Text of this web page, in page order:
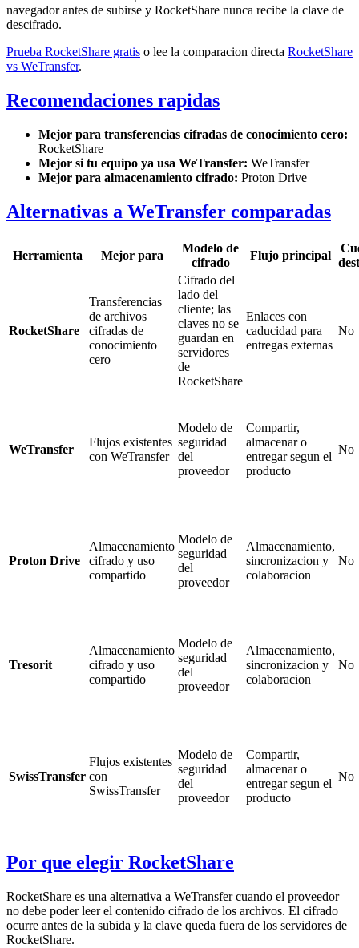
navegador antes de subirse y RocketShare nunca recibe la clave de
descifrado.
Prueba RocketShare gratis o lee la comparacion directa RocketShare
vs WeTransfer.
Recomendaciones rapidas
Mejor para transferencias cifradas de conocimiento cero:
RocketShare
Mejor si tu equipo ya usa WeTransfer: WeTransfer
Mejor para almacenamiento cifrado: Proton Drive
Alternativas a WeTransfer comparadas
Herramienta Mejor para
Modelo de
cifrado
Flujo principal
RocketShare
Transferencias
de archivos
cifradas de
conocimiento
cero
Cifrado del
lado del
cliente; las
claves no se
guardan en
servidores
de
RocketShare
Enlaces con
caducidad para
entregas externas
No
WeTransfer
Flujos existentes
con WeTransfer
Modelo de
seguridad
del
proveedor
Compartir,
almacenar o
entregar segun el
producto
No
Proton Drive
Almacenamiento
cifrado y uso
compartido
Modelo de
seguridad
del
proveedor
Almacenamiento,
sincronizacion y
colaboracion
No
Tresorit
Almacenamiento
cifrado y uso
compartido
Modelo de
seguridad
del
proveedor
Almacenamiento,
sincronizacion y
colaboracion
No
SwissTransfer
Flujos existentes
con
SwissTransfer
Modelo de
seguridad
del
proveedor
Compartir,
almacenar o
entregar segun el
producto
No
Por que elegir RocketShare
RocketShare es una alternativa a WeTransfer cuando el proveedor
no debe poder leer el contenido cifrado de los archivos. El cifrado
ocurre antes de la subida y la clave queda fuera de los servidores de
RocketShare.